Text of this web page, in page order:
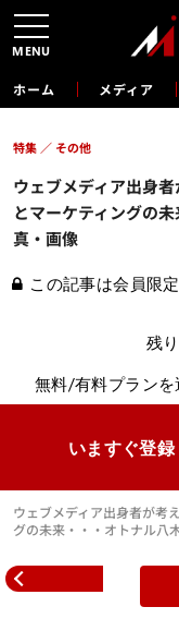
ホーム メディア
ウェブメディア出身
とマーケティングの
真・画像
特集 その他
この記事は会員限
残
無料/有料プランを
いますぐ登録
ウェブメディア出身者が考
グの未来・・・オトナル八
MENU